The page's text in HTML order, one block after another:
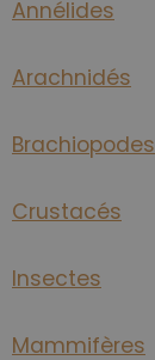
Annélides
Arachnidés
Brachiopodes
Crustacés
Insectes
Mammifères